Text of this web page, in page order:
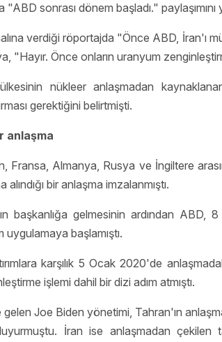
"ABD sonrası dönem başladı." paylaşımını
verdiği röportajda "Önce ABD, İran'ı
"Hayır. Önce onların uranyum
nükleer anlaşmadan
gerektiğini belirtmişti.
anlaşma
Fransa, Almanya, Rusya ve İngiltere
alındığı bir anlaşma imzalanmıştı.
başkanlığa gelmesinin ardından
uygulamaya başlamıştı.
karşılık 5 Ocak 2020'de
işlemi dahil bir dizi adım atmıştı.
Joe Biden yönetimi, Tahran'ın
İran ise anlaşmadan